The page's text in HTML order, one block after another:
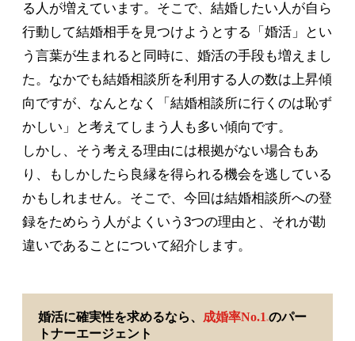
る人が増えています。そこで、結婚したい人が自ら
行動して結婚相手を見つけようとする「婚活」とい
う言葉が生まれると同時に、婚活の手段も増えまし
た。なかでも結婚相談所を利用する人の数は上昇傾
向ですが、なんとなく「結婚相談所に行くのは恥ず
かしい」と考えてしまう人も多い傾向です。
しかし、そう考える理由には根拠がない場合もあ
り、もしかしたら良縁を得られる機会を逃している
かもしれません。そこで、今回は結婚相談所への登
録をためらう人がよくいう3つの理由と、それが勘
違いであることについて紹介します。
婚活に確実性を求めるなら、 成婚率No.1 ※のパー
トナーエージェント